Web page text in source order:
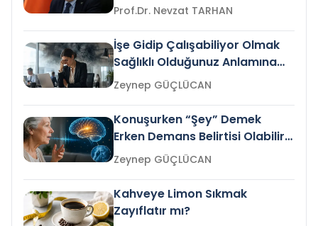
Prof.Dr. Nevzat TARHAN
İşe Gidip Çalışabiliyor Olmak
Sağlıklı Olduğunuz Anlamına
Gelir mi?Zeynep GÜÇLÜCAN
Konuşurken “Şey” Demek
Erken Demans Belirtisi Olabilir
mi?
Zeynep GÜÇLÜCAN
Kahveye Limon Sıkmak
Zayıflatır mı?